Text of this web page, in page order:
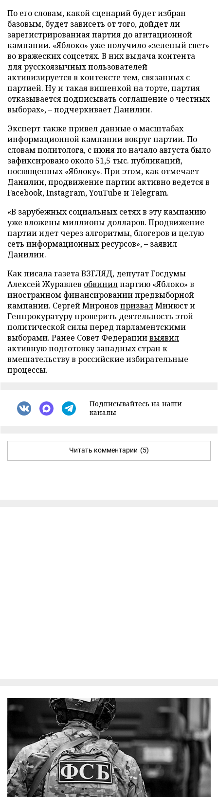
По его словам, какой сценарий будет избран
базовым, будет зависеть от того, дойдет ли
зарегистрированная партия до агитационной
кампании. «Яблоко» уже получило «зеленый свет»
во вражеских соцсетях. В них выдача контента
для русскоязычных пользователей
активизируется в контексте тем, связанных с
партией. Ну и такая вишенкой на торте, партия
отказывается подписывать соглашение о честных
выборах», – подчеркивает Данилин.
Эксперт также привел данные о масштабах
информационной кампании вокруг партии. По
словам политолога, с июня по начало августа было
зафиксировано около 51,5 тыс. публикаций,
посвященных «Яблоку». При этом, как отмечает
Данилин, продвижение партии активно ведется в
Facebook, Instagram, YouTube и Telegram.
«В зарубежных социальных сетях в эту кампанию
уже вложены миллионы долларов. Продвижение
партии идет через алгоритмы, блогеров и целую
сеть информационных ресурсов», – заявил
Данилин.
Как писала газета ВЗГЛЯД, депутат Госдумы
Алексей Журавлев обвинилпартию «Яблоко» в
иностранном финансировании предвыборной
кампании. Сергей Миронов призвалМинюст и
Генпрокуратуру проверить деятельность этой
политической силы перед парламентскими
выборами. Ранее Совет Федерациивыявил
активную подготовку западных стран к
вмешательству в российские избирательные
процессы.
Подписывайтесь на наши
каналы
Читать комментарии (5)